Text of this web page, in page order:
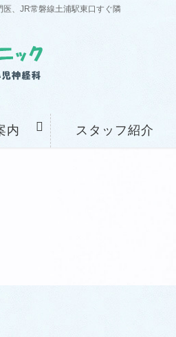
、JR常磐線土浦駅東口すぐ隣
内 スタッフ紹介